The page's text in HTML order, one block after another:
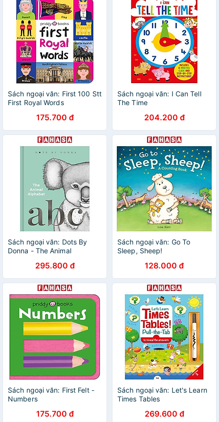
Sách ngoại văn: First 100 Stt
First Royal Words
175.700 đ
Sách ngoại văn: I Can Tell
The Time
204.200 đ
Sách ngoại văn: Dots By
Donna - The Animal
295.800 đ
Sách ngoại văn: Go To
Sleep, Sheep!
128.000 đ
Sách ngoại văn: First Felt -
Numbers
175.700 đ
Sách ngoại văn: Let's Learn
Times Tables
269.600 đ